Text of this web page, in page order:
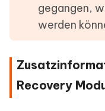
gegangen,
werden
Recovery